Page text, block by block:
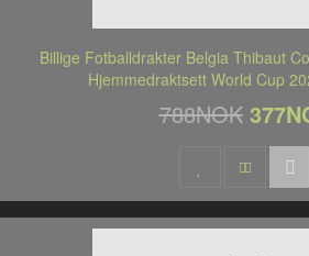
Billige Fotballdrakter Belgia Thibaut
Hjemmedraktsett World Cup
788NOK